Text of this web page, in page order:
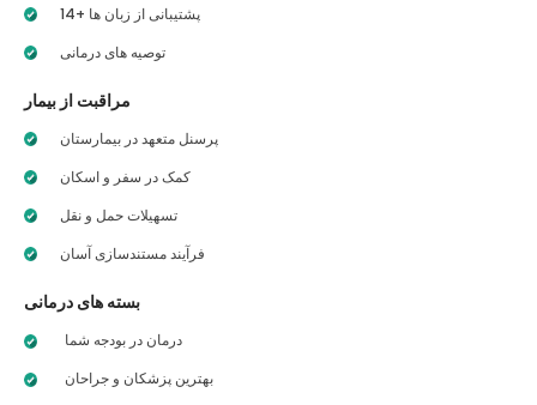
14+ پشتیبانی از زبان ها
توصیه های درمانی
مراقبت از بیمار
پرسنل متعهد در بیمارستان
کمک در سفر و اسکان
تسهیلات حمل و نقل
فرآیند مستندسازی آسان
بسته های درمانی
درمان در بودجه شما
بهترین پزشکان و جراحان